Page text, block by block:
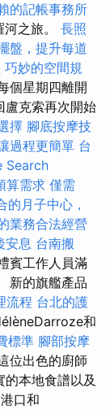
的記帳事務所
之旅。 長照
盤，提升每道
巧妙的空間規
個星期四離開
盧克索再次開始
擇 腳底按摩技
過程更簡單 台
Search
算需求 僅需
的月子中心，
業務合法經營
安息 台南搬
賓工作人員滿
新的旗艦產品
流程 台北的護
和
標準 腳部按摩
位出色的廚師
本地食譜以及
港口和